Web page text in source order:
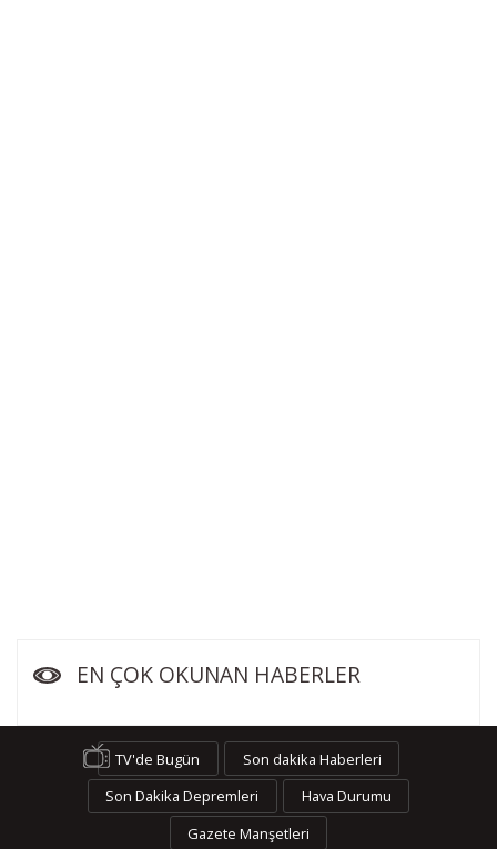
EN ÇOK OKUNAN HABERLER
TV'de Bugün
Son dakika Haberleri
Son Dakika Depremleri
Hava Durumu
Gazete Manşetleri